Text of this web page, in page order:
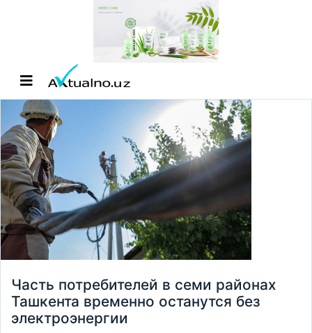
Часть потребителей в семи районах
Ташкента временно останутся без
электроэнергии